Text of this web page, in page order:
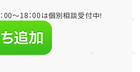
00～18：00は個別相談受付中！